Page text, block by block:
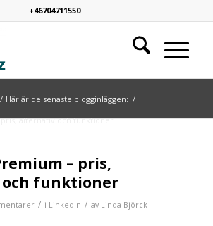
+46704711550
/ Här är de senaste blogginläggen: /
alternativ och funktioner
– pris,
funktioner
/ i LinkedIn / av Linda Björck